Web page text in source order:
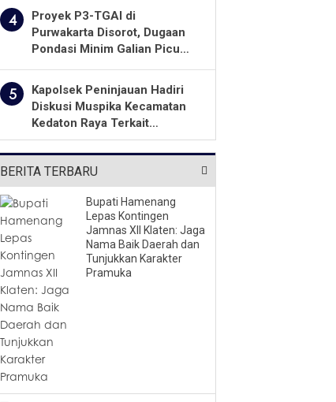
Aturan Yang Berlaku
4
Proyek P3-TGAI di
Purwakarta Disorot, Dugaan
Pondasi Minim Galian Picu
Pengawasan
5
Kapolsek Peninjauan Hadiri
Diskusi Muspika Kecamatan
Kedaton Raya Terkait
Sengketa Lahan Kelompok
Tani Dengan PT. GNS
BERITA TERBARU
Bupati Hamenang
Lepas Kontingen
Jamnas XII Klaten: Jaga
Nama Baik Daerah dan
Tunjukkan Karakter
Pramuka